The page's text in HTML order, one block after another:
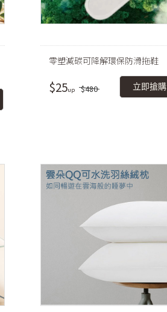
零塑減碳可降解環保防滑拖鞋
$25 $480 立即搶購